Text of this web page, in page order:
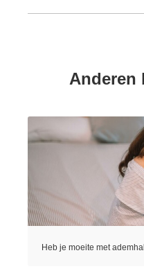
Anderen
Heb je moeite met